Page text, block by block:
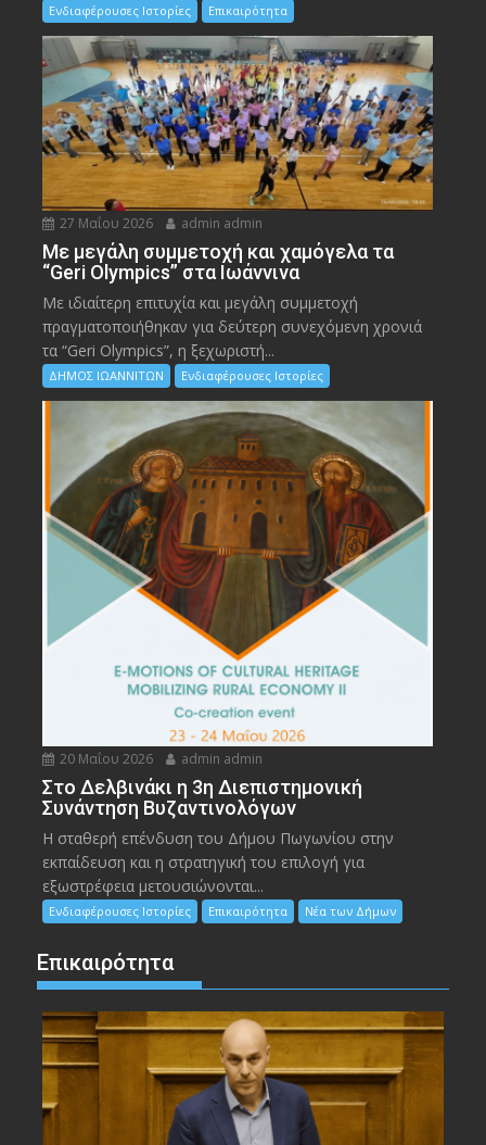
Ενδιαφέρουσες Ιστορίες Επικαιρότητα
27 Μαΐου 2026 admin admin
Με μεγάλη συμμετοχή και χαμόγελα τα
“Geri Olympics” στα Ιωάννινα
Με ιδιαίτερη επιτυχία και μεγάλη συμμετοχή
πραγματοποιήθηκαν για δεύτερη συνεχόμενη χρονιά
τα “Geri Olympics”, η ξεχωριστή...
ΔΗΜΟΣ ΙΩΑΝΝΙΤΩΝ Ενδιαφέρουσες Ιστορίες
20 Μαΐου 2026 admin admin
Στο Δελβινάκι η 3η Διεπιστημονική
Συνάντηση Βυζαντινολόγων
Η σταθερή επένδυση του Δήμου Πωγωνίου στην
εκπαίδευση και η στρατηγική του επιλογή για
εξωστρέφεια μετουσιώνονται...
Ενδιαφέρουσες Ιστορίες Επικαιρότητα Νέα των Δήμων
Επικαιρότητα